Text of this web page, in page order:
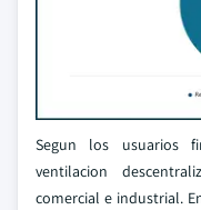
Segun los usuarios
ventilacion
comercial e industrial.